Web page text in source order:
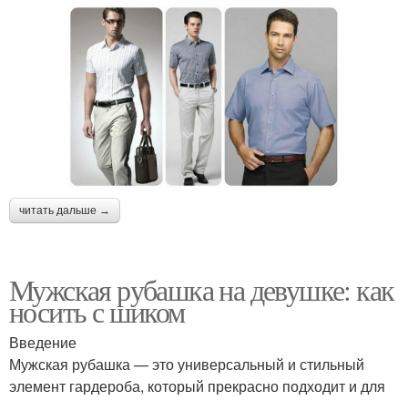
читать дальше →
Мужская рубашка на девушке: как
носить с шиком
Введение
Мужская рубашка — это универсальный и стильный
элемент гардероба, который прекрасно подходит и для